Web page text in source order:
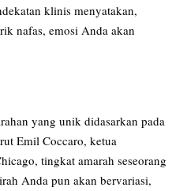
klinis menyatakan,
nafas, emosi Anda akan
yang unik didasarkan pada
Emil Coccaro, ketua
tingkat amarah seseorang
Anda pun akan bervariasi,